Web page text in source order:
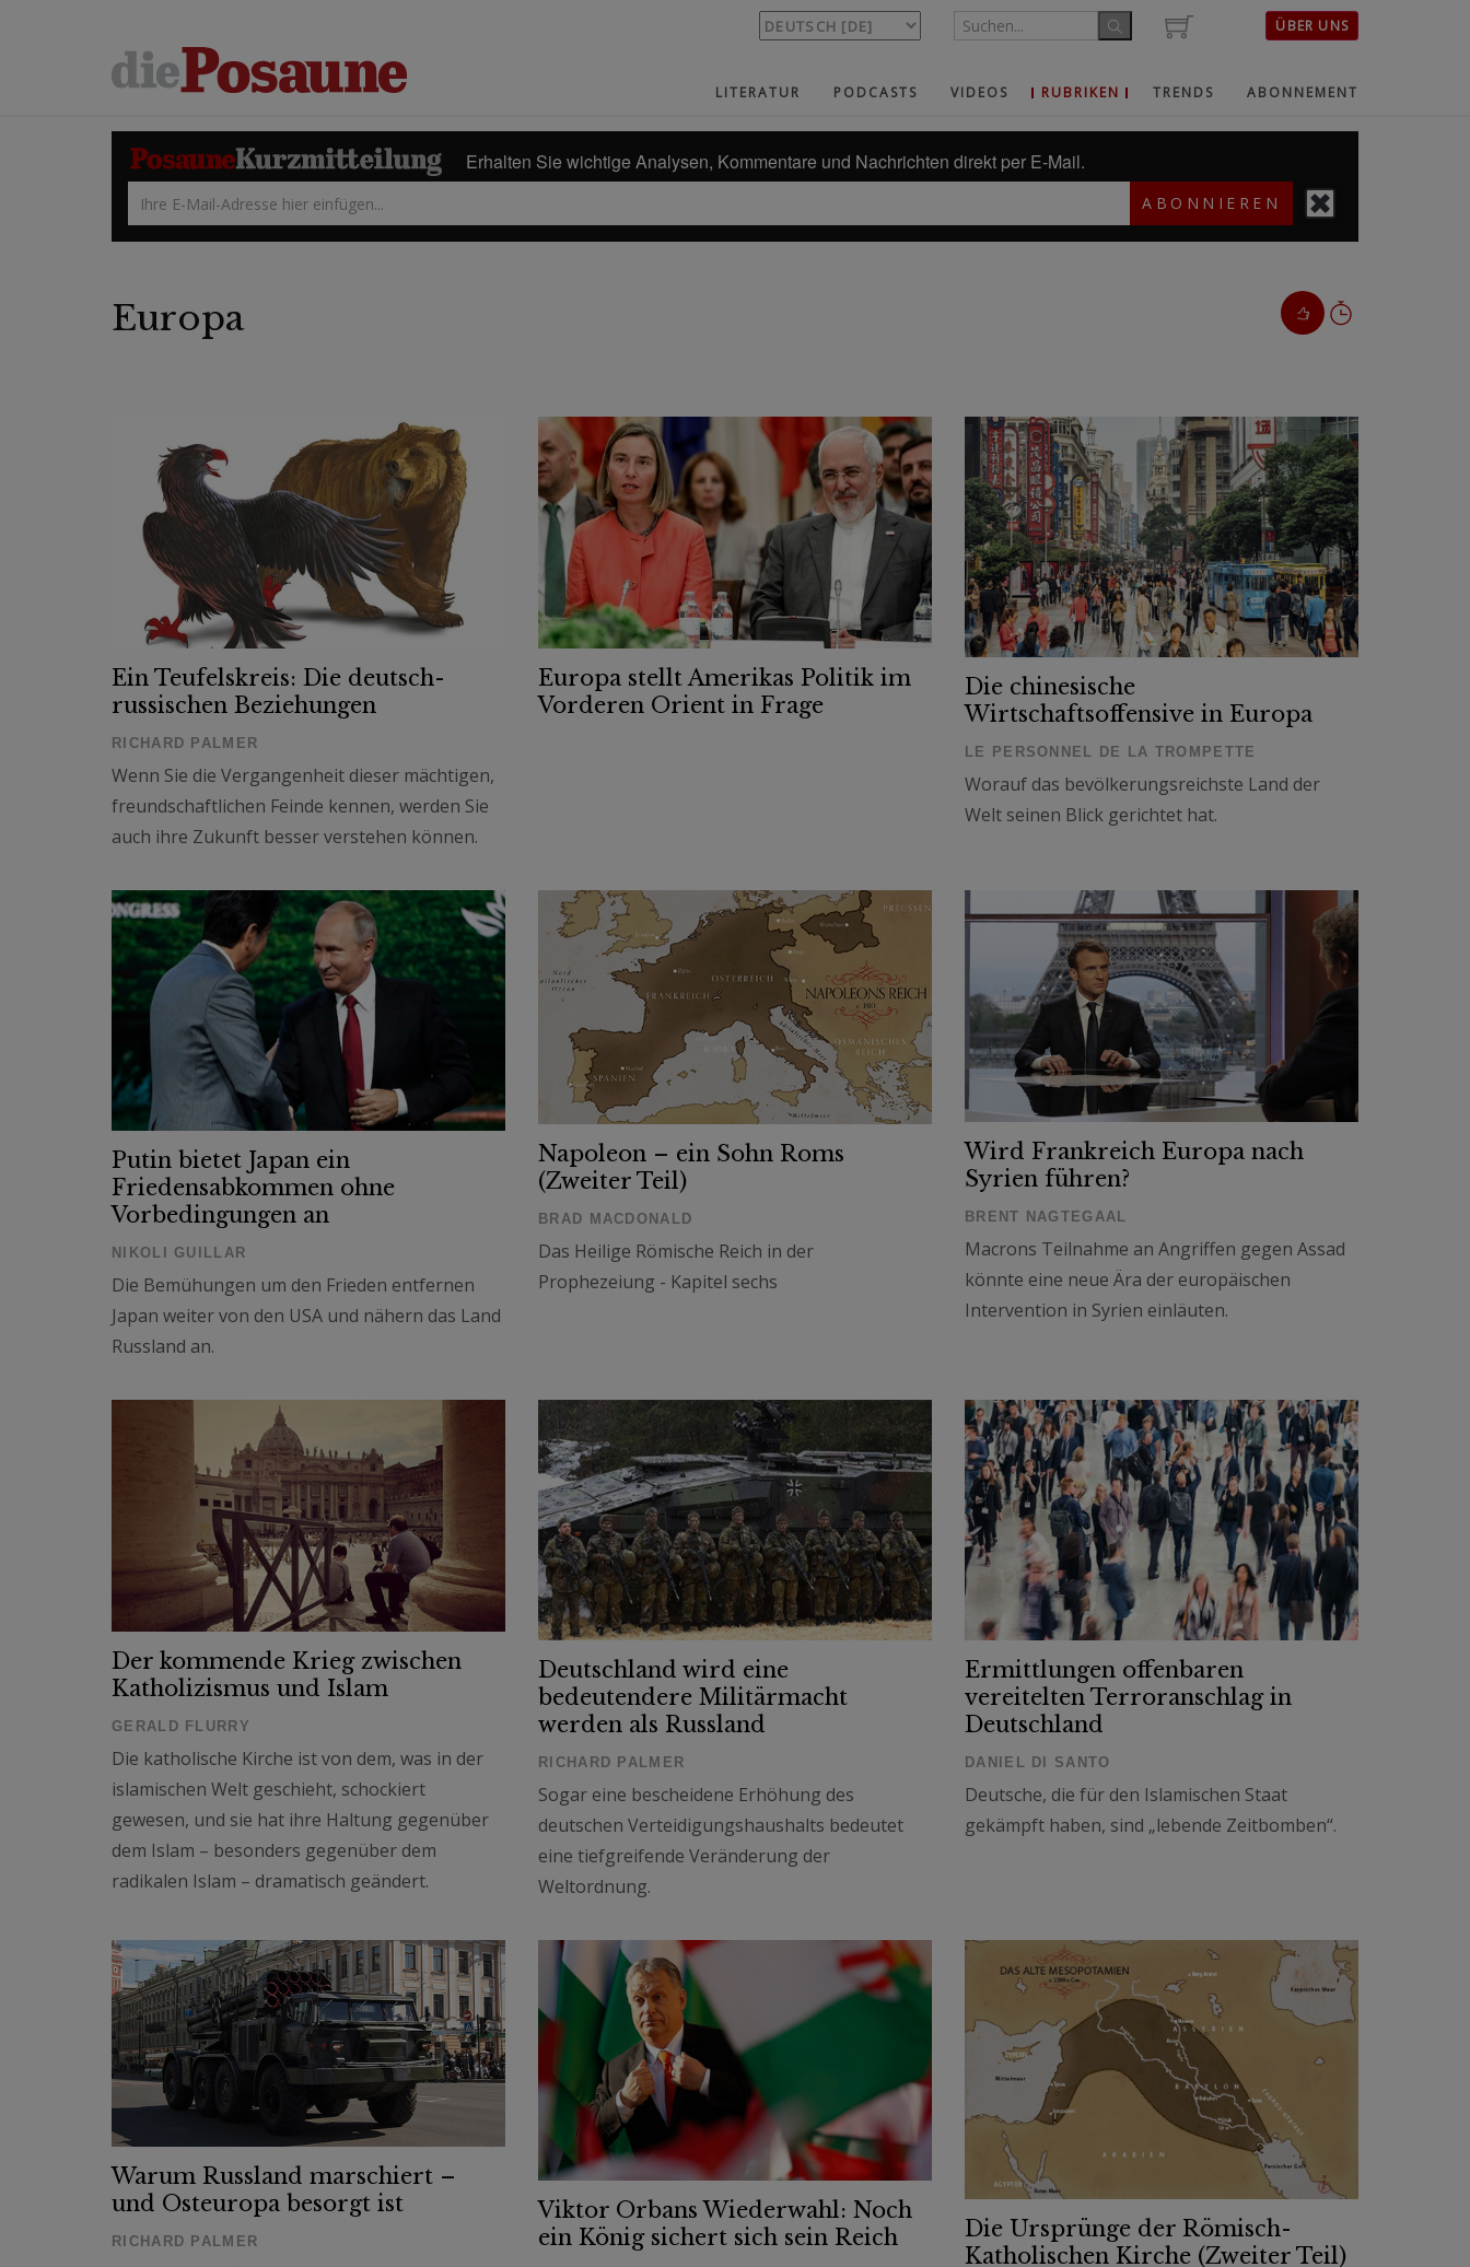
ÜBER UNS
LITERATUR PODCASTS VIDEOS RUBRIKEN TRENDS ABONNEMENT
Erhalten Sie wichtige Analysen, Kommentare und Nachrichten direkt per E-Mail.
ABONNIEREN
Europa
Ein Teufelskreis: Die deutsch-
russischen Beziehungen
RICHARD PALMER
Wenn Sie die Vergangenheit dieser mächtigen,
freundschaftlichen Feinde kennen, werden Sie
auch ihre Zukunft besser verstehen können.
Europa stellt Amerikas Politik im
Vorderen Orient in Frage
Die chinesische
Wirtschaftsoffensive in Europa
LE PERSONNEL DE LA TROMPETTE
Worauf das bevölkerungsreichste Land der
Welt seinen Blick gerichtet hat.
Putin bietet Japan ein
Friedensabkommen ohne
Vorbedingungen an
NIKOLI GUILLAR
Die Bemühungen um den Frieden entfernen
Japan weiter von den USA und nähern das Land
Russland an.
Napoleon – ein Sohn Roms
(Zweiter Teil)
BRAD MACDONALD
Das Heilige Römische Reich in der
Prophezeiung - Kapitel sechs
Wird Frankreich Europa nach
Syrien führen?
BRENT NAGTEGAAL
Macrons Teilnahme an Angriffen gegen Assad
könnte eine neue Ära der europäischen
Intervention in Syrien einläuten.
Der kommende Krieg zwischen
Katholizismus und Islam
GERALD FLURRY
Die katholische Kirche ist von dem, was in der
islamischen Welt geschieht, schockiert
gewesen, und sie hat ihre Haltung gegenüber
dem Islam – besonders gegenüber dem
radikalen Islam – dramatisch geändert.
Deutschland wird eine
bedeutendere Militärmacht
werden als Russland
RICHARD PALMER
Sogar eine bescheidene Erhöhung des
deutschen Verteidigungshaushalts bedeutet
eine tiefgreifende Veränderung der
Weltordnung.
Ermittlungen offenbaren
vereitelten Terroranschlag in
Deutschland
DANIEL DI SANTO
Deutsche, die für den Islamischen Staat
gekämpft haben, sind „lebende Zeitbomben“.
Warum Russland marschiert –
und Osteuropa besorgt ist
RICHARD PALMER
Viktor Orbans Wiederwahl: Noch
ein König sichert sich sein Reich
Die Ursprünge der Römisch-
Katholischen Kirche (Zweiter Teil)